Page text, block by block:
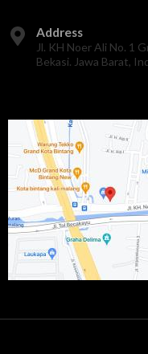
Address
Jl. KH Noer Ali No. 1
Bekasi. Jawa Barat,